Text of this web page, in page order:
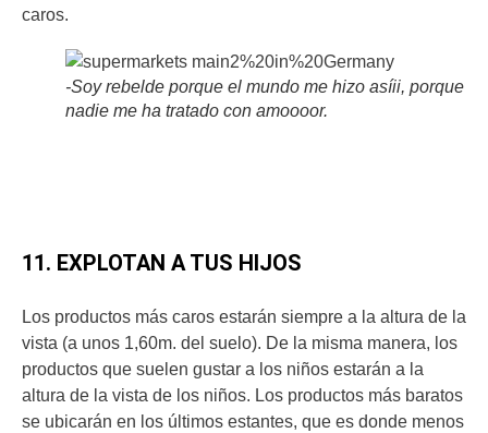
caros.
-Soy rebelde porque el mundo me hizo asíii, porque
nadie me ha tratado con amoooor.
11. EXPLOTAN A TUS HIJOS
Los productos más caros estarán siempre a la altura de la
vista (a unos 1,60m. del suelo). De la misma manera, los
productos que suelen gustar a los niños estarán a la
altura de la vista de los niños. Los productos más baratos
se ubicarán en los últimos estantes, que es donde menos